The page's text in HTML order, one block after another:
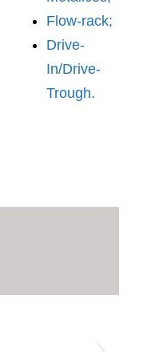
Flow-rack;
Drive-
In/Drive-
Trough.